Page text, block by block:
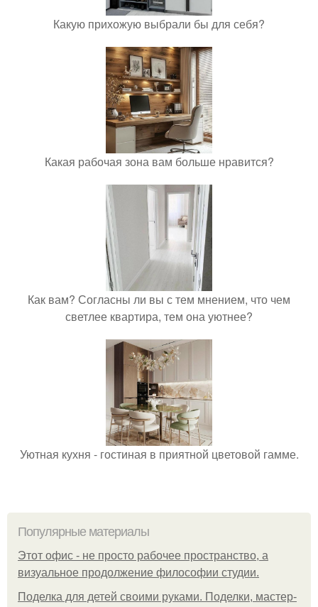
Какую прихожую выбрали бы для себя?
Какая рабочая зона вам больше нравится?
Как вам? Согласны ли вы с тем мнением, что чем
светлее квартира, тем она уютнее?
Уютная кухня - гостиная в приятной цветовой гамме.
Популярные материалы
Этот офис - не просто рабочее пространство, а
визуальное продолжение философии студии.
Поделка для детей своими руками. Поделки, мастер-